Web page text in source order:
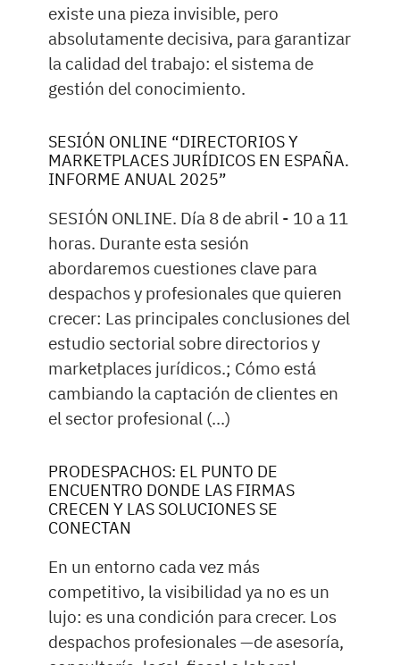
existe una pieza invisible, pero
absolutamente decisiva, para garantizar
la calidad del trabajo: el sistema de
gestión del conocimiento.
SESIÓN ONLINE “DIRECTORIOS Y
MARKETPLACES JURÍDICOS EN ESPAÑA.
INFORME ANUAL 2025”
SESIÓN ONLINE. Día 8 de abril - 10 a 11
horas. Durante esta sesión
abordaremos cuestiones clave para
despachos y profesionales que quieren
crecer: Las principales conclusiones del
estudio sectorial sobre directorios y
marketplaces jurídicos.; Cómo está
cambiando la captación de clientes en
el sector profesional (...)
PRODESPACHOS: EL PUNTO DE
ENCUENTRO DONDE LAS FIRMAS
CRECEN Y LAS SOLUCIONES SE
CONECTAN
En un entorno cada vez más
competitivo, la visibilidad ya no es un
lujo: es una condición para crecer. Los
despachos profesionales —de asesoría,